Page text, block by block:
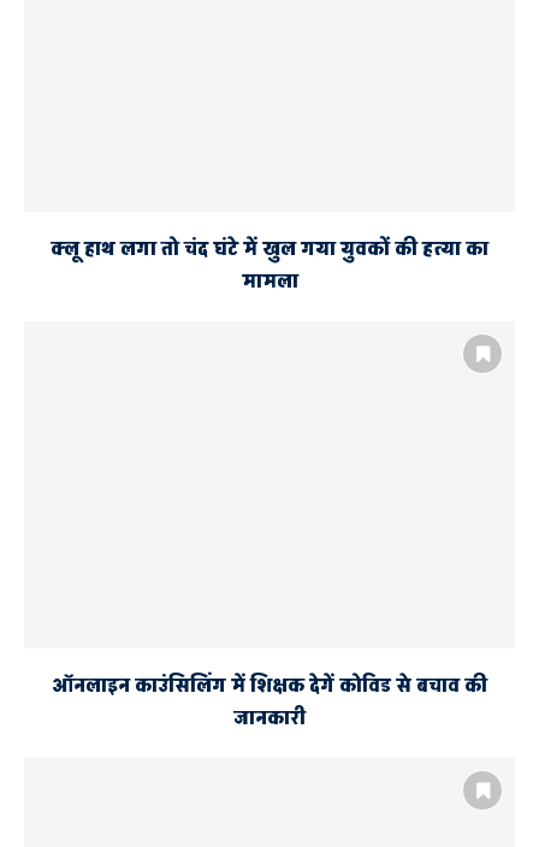
क्लू हाथ लगा तो चंद घंटे में खुल गया युवकों की हत्या का
मामला
ऑनलाइन काउंसिलिंग में शिक्षक देगें कोविड से बचाव की
जानकारी